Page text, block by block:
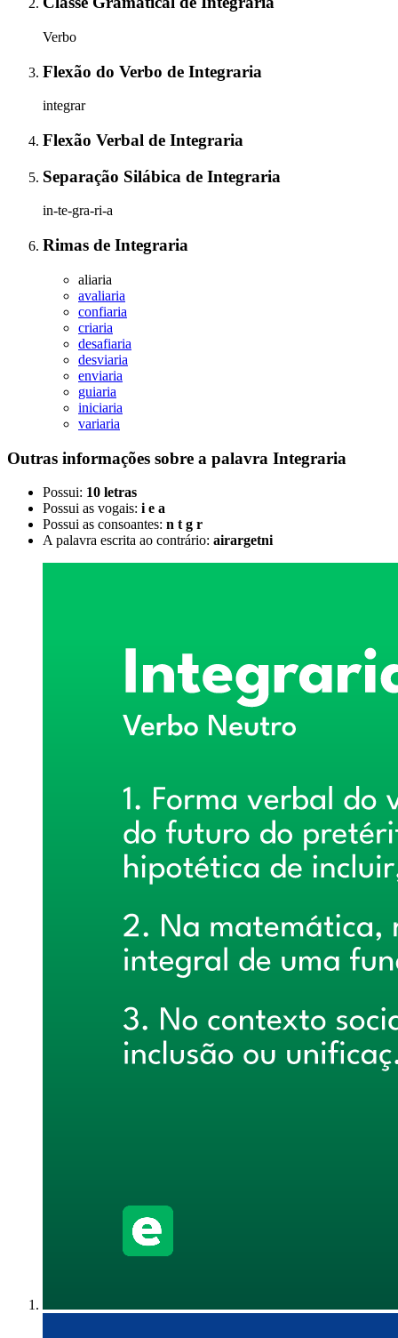
Verbo
Flexão do Verbo de Integraria
integrar
Flexão Verbal de Integraria
Separação Silábica de Integraria
in-te-gra-ri-a
Rimas de Integraria
aliaria
avaliaria
confiaria
criaria
desafiaria
desviaria
enviaria
guiaria
iniciaria
variaria
Outras informações sobre a palavra Integraria
Possui: 10 letras
Possui as vogais: i e a
Possui as consoantes: n t g r
A palavra escrita ao contrário: airargetni